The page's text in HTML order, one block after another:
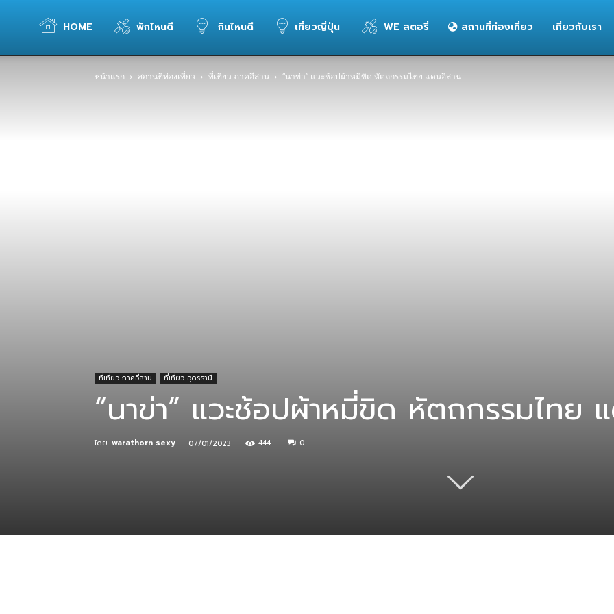
WELOVETOGO
HOME พักไหนดี กินไหนดี เที่ยวญี่ปุ่น WE สตอรี่ สถานที่ท่องเที่ยว เกี่ยวกับเรา
หน้าแรก สถานที่ท่องเที่ยว ที่เที่ยว ภาคอีสาน “นาข่า” แวะช้อปผ้าหมี่ขิด หัตถกรรมไทย แดนอีสาน
ที่เที่ยว ภาคอีสาน ที่เที่ยว อุดรธานี
“นาข่า” แวะช้อปผ้าหมี่ขิด หัตถกรรมไทย
โดย warathorn sexy - 07/01/2023 444 0